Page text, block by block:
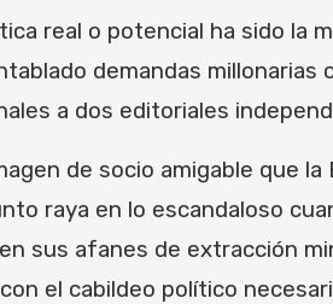
real o potencial ha sido la
demandas
a dos editoriales
de socio amigable que
raya en lo escandaloso
sus afanes de extracción
el cabildeo político